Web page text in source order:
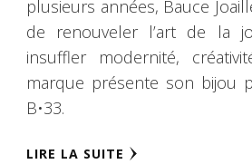
plusieurs années, Bauce
de renouveler l’art de la
insuffler modernité,
marque présente son bijou
B•33.
LIRE LA SUITE